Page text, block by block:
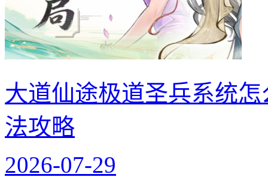
大道仙途极道圣兵系统
法攻略
2026-07-29